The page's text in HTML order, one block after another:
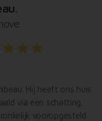
star star star
Hij heeft ons huis
via een schatting.
vooropgesteld